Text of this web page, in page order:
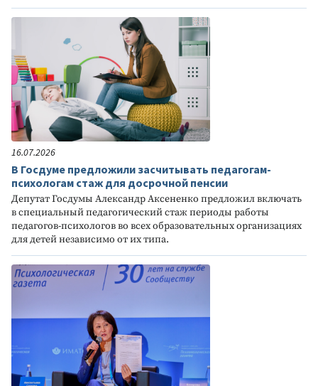
16.07.2026
В Госдуме предложили засчитывать педагогам-
психологам стаж для досрочной пенсии
Депутат Госдумы Александр Аксененко предложил включать
в специальный педагогический стаж периоды работы
педагогов-психологов во всех образовательных организациях
для детей независимо от их типа.